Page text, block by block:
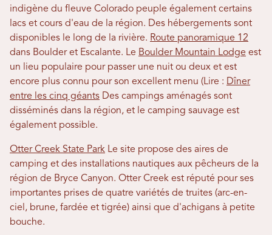
indigène du fleuve Colorado peuple également certains
lacs et cours d'eau de la région. Des hébergements sont
disponibles le long de la rivière. Route panoramique 12
dans Boulder et Escalante. Le Boulder Mountain Lodge est
un lieu populaire pour passer une nuit ou deux et est
encore plus connu pour son excellent menu (Lire : Dîner
entre les cinq géants Des campings aménagés sont
disséminés dans la région, et le camping sauvage est
également possible.
Otter Creek State Park Le site propose des aires de
camping et des installations nautiques aux pêcheurs de la
région de Bryce Canyon. Otter Creek est réputé pour ses
importantes prises de quatre variétés de truites (arc-en-
ciel, brune, fardée et tigrée) ainsi que d'achigans à petite
bouche.